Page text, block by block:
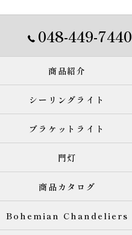
048-449-7440
商品紹介
シーリングライト
ブラケットライト
門灯
商品カタログ
Bohemian Chandeliers